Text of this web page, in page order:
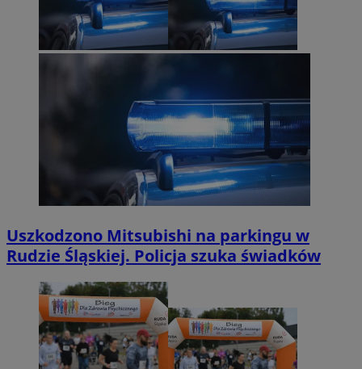
Uszkodzono Mitsubishi na parkingu w
Rudzie Śląskiej. Policja szuka świadków